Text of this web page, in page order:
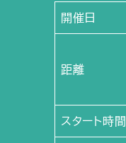
開催日
距離
スタート時間